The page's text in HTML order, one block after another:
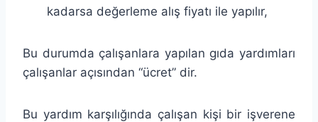
kadarsa değerleme alış fiyatı ile yapılır,
Bu durumda çalışanlara yapılan gıda yardımları
çalışanlar açısından “ücret” dir.
Bu yardım karşılığında çalışan kişi bir işverene